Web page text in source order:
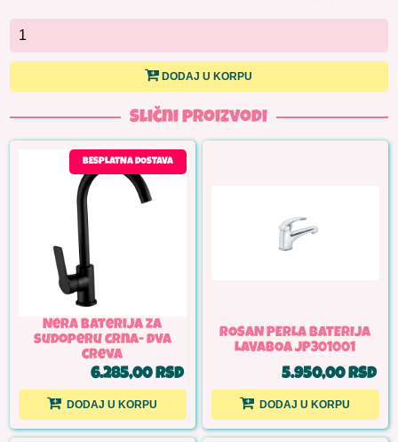
DODAJ U KORPU
Slični proizvodi
BESPLATNA DOSTAVA
Nera baterija za
sudoperu crna- dva
creva
6.285,00 RSD
DODAJ U KORPU
ROSAN PERLA BATERIJA
LAVABOA JP301001
5.950,00 RSD
DODAJ U KORPU